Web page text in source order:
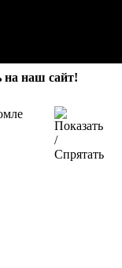
на наш сайт!